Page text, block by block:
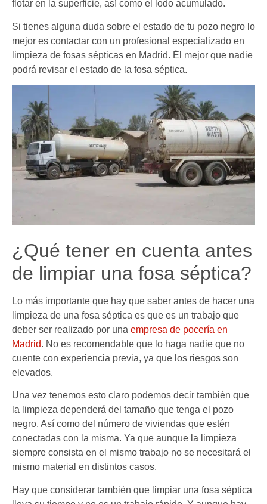
flotar en la superficie, así como el lodo acumulado.
Si tienes alguna duda sobre el estado de tu pozo negro lo
mejor es contactar con un profesional especializado en
limpieza de fosas sépticas en Madrid. Él mejor que nadie
podrá revisar el estado de la fosa séptica.
¿Qué tener en cuenta antes
de limpiar una fosa séptica?
Lo más importante que hay que saber antes de hacer una
limpieza de una fosa séptica es que es un trabajo que
deber ser realizado por una empresa de pocería en
Madrid. No es recomendable que lo haga nadie que no
cuente con experiencia previa, ya que los riesgos son
elevados.
Una vez tenemos esto claro podemos decir también que
la limpieza dependerá del tamaño que tenga el pozo
negro. Así como del número de viviendas que estén
conectadas con la misma. Ya que aunque la limpieza
siempre consista en el mismo trabajo no se necesitará el
mismo material en distintos casos.
Hay que considerar también que limpiar una fosa séptica